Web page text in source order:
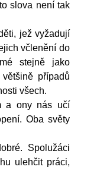
slova není tak
jež vyžadují
včlenění do
stejně jako
případů
všech.
ony nás učí
Oba světy
Spolužáci
ulehčit práci,